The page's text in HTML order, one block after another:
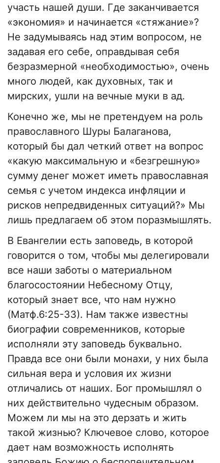
участь нашей души. Где заканчивается
«экономия» и начинается «стяжание»?
Не задумываясь над этим вопросом, не
задавая его себе, оправдывая себя
безразмерной «необходимостью», очень
много людей, как духовных, так и
мирских, ушли на вечные муки в ад.
Конечно же, мы не претендуем на роль
православного Шуры Балаганова,
который бы дал четкий ответ на вопрос
«какую максимальную и «безгрешную»
сумму денег может иметь православная
семья с учетом индекса инфляции и
рисков непредвиденных ситуаций?» Мы
лишь предлагаем об этом поразмышлять.
В Евангелии есть заповедь, в которой
говорится о том, чтобы мы делегировали
все наши заботы о материальном
благосостоянии Небесному Отцу,
который знает все, что нам нужно
(Матф.6:25-33). Нам также известны
биографии современников, которые
исполняли эту заповедь буквально.
Правда все они были монахи, у них была
сильная вера и условия их жизни
отличались от наших. Бог промышлял о
них действительно чудесным образом.
Можем ли мы на это дерзать и жить
такой жизнью? Ключевое слово, которое
дает нам возможность исполнять